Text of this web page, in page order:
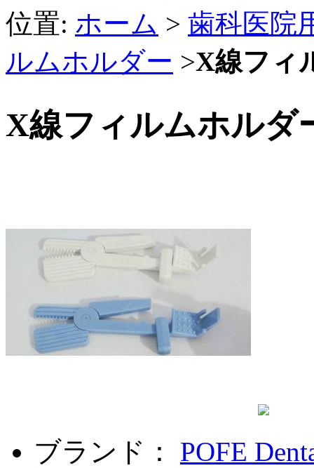
位置: ホーム > 歯科医院
ルムホルダー >X線フィ
X線フィルムホルダ
ブランド： POFE